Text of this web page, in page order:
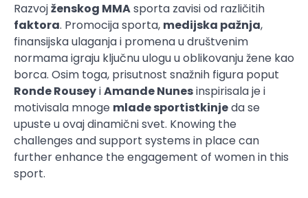
Razvojženskog MMAsporta zavisi od različitih
faktora. Promocija sporta, medijska pažnja,
finansijska ulaganja i promena u društvenim
normama igraju ključnu ulogu u oblikovanju žene kao
borca. Osim toga, prisutnost snažnih figura poput
Ronde RouseyiAmande Nunesinspirisala je i
motivisala mnoge mlade sportistkinjeda se
upuste u ovaj dinamični svet. Knowing the
challenges and support systems in place can
further enhance the engagement of women in this
sport.